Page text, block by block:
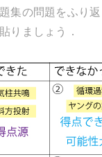
集の問題をふり
りましょう．